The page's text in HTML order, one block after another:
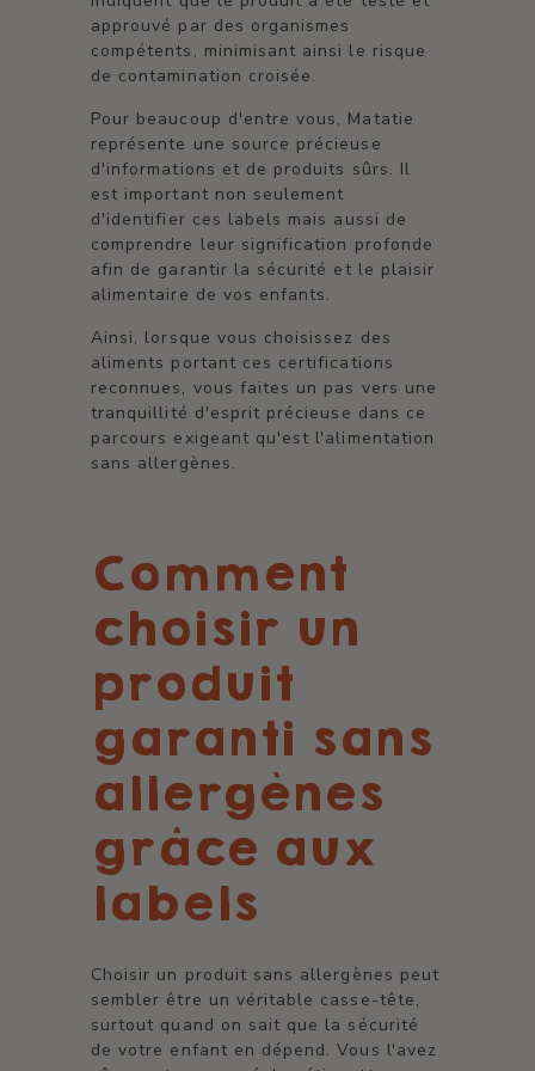
approuvé par des organismes
compétents, minimisant ainsi le risque
de contamination croisée.
Pour beaucoup d'entre vous, Matatie
représente une source précieuse
d'informations et de produits sûrs. Il
est important non seulement
d'identifier ces labels mais aussi de
comprendre leur signification profonde
afin de garantir la sécurité et le plaisir
alimentaire de vos enfants.
Ainsi, lorsque vous choisissez des
aliments portant ces certifications
reconnues, vous faites un pas vers une
tranquillité d'esprit précieuse dans ce
parcours exigeant qu'est l'alimentation
sans allergènes.
Comment
choisir un
produit
garanti sans
allergènes
grâce aux
labels
Choisir un produit sans allergènes peut
sembler être un véritable casse-tête,
surtout quand on sait que la sécurité
de votre enfant en dépend. Vous l'avez